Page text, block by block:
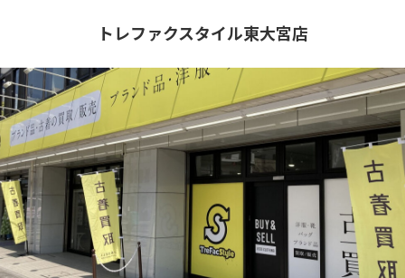
トレファクスタイル東大宮店